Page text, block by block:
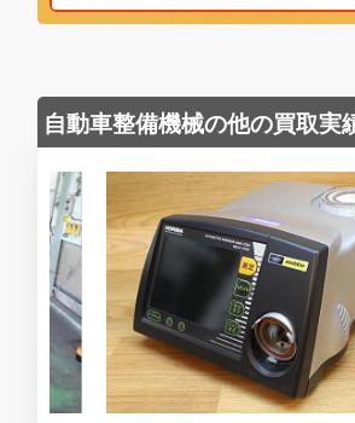
自動車整備機械の他の買取実